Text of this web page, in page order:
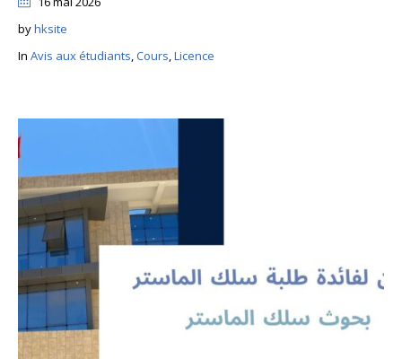
byhksite
In Avis aux étudiants,Cours,Licence